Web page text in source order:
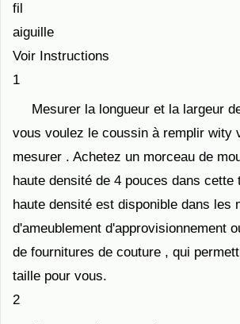
fil
aiguille
Voir Instructions
1
Mesurer la longueur et la largeur
vous voulez le coussin à remplir wity
mesurer . Achetez un morceau de
haute densité de 4 pouces dans cette
haute densité est disponible dans les
d'ameublement d'approvisionnement
de fournitures de couture , qui
taille pour vous.
2